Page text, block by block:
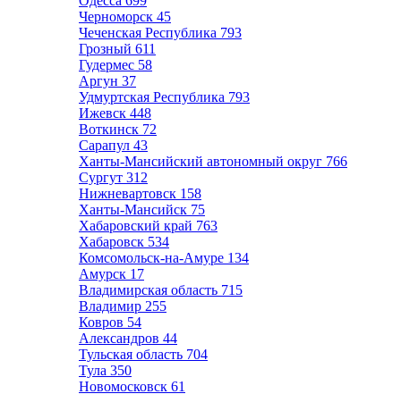
Черноморск 45
Чеченская Республика 793
Грозный 611
Гудермес 58
Аргун 37
Удмуртская Республика 793
Ижевск 448
Воткинск 72
Сарапул 43
Ханты-Мансийский автономный округ 766
Сургут 312
Нижневартовск 158
Ханты-Мансийск 75
Хабаровский край 763
Хабаровск 534
Комсомольск-на-Амуре 134
Амурск 17
Владимирская область 715
Владимир 255
Ковров 54
Александров 44
Тульская область 704
Тула 350
Новомосковск 61